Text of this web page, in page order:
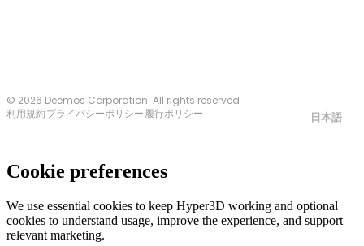
© 2026 Deemos Corporation. All rights reserved
利用規約プライバシーポリシー履行ポリシー 日本語
Cookie preferences
We use essential cookies to keep Hyper3D working and optional
cookies to understand usage, improve the experience, and support
relevant marketing.